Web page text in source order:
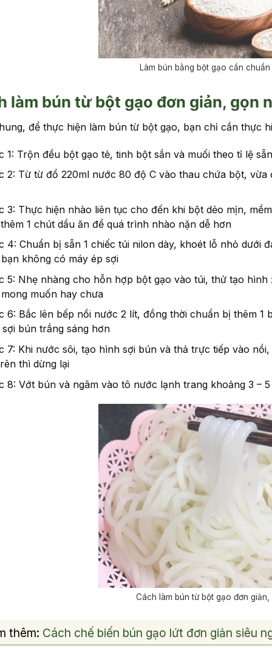
Làm bún bằng bột gạo cần
làm bún từ bột gạo đơn giản, gọn
để thực hiện làm bún từ bột gạo, bạn chỉ cần thực
1: Trộn đều bột gạo tẻ, tinh bột sắn và muối theo tỉ lệ
2: Từ từ đổ 220ml nước 80 độ C vào thau chứa bột,
3: Thực hiện nhào liên tục cho đến khi bột dẻo mịn,
1 chút dầu ăn để quá trình nhào nặn dễ hơn
4: Chuẩn bị sẵn 1 chiếc túi nilon dày, khoét lỗ nhỏ dưới
không có máy ép sợi
5: Nhẹ nhàng cho hỗn hợp bột gạo vào túi, thử tạo
muốn hay chưa
6: Bắc lên bếp nồi nước 2 lít, đồng thời chuẩn bị thêm 1
sợi bún trắng sáng hơn
7: Khi nước sôi, tạo hình sợi bún và thả trực tiếp vào
thì dừng lại
8: Vớt bún và ngâm vào tô nước lạnh trang khoảng 3 –
Cách làm bún từ bột gạo đơn
thêm: Cách chế biến bún gạo lứt đơn giản siêu